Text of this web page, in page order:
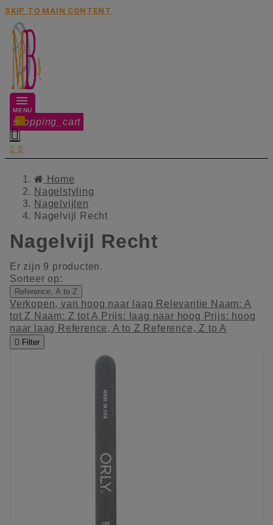
SKIP TO MAIN CONTENT
MENU
shopping_cart
0

 0
Home
Nagelstyling
Nagelvijlen
Nagelvijl Recht
Nagelvijl Recht
Er zijn 9 producten.
Sorteer op:
Reference, A to Z
Verkopen, van hoog naar laag Relevantie Naam: A
tot Z Naam: Z tot A Prijs: laag naar hoog Prijs: hoog
naar laag Reference, A to Z Reference, Z to A
 Filter